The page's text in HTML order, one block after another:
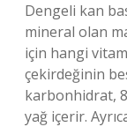
Dengeli kan
mineral olan
için hangi
çekirdeğinin
karbonhidrat,
yağ içerir.